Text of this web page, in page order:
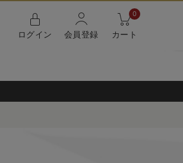
ログイン 会員登録
0
カート